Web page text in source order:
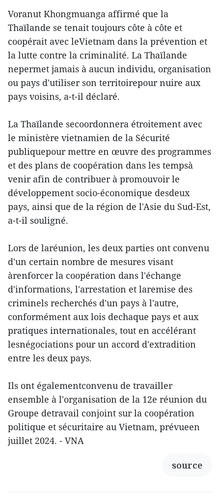
Voranut Khongmuanga affirmé que la
Thaïlande se tenait toujours côte à côte et
coopérait avec leVietnam dans la prévention et
la lutte contre la criminalité. La Thaïlande
nepermet jamais à aucun individu, organisation
ou pays d'utiliser son territoirepour nuire aux
pays voisins, a-t-il déclaré.
La Thaïlande secoordonnera étroitement avec
le ministère vietnamien de la Sécurité
publiquepour mettre en œuvre des programmes
et des plans de coopération dans les tempsà
venir afin de contribuer à promouvoir le
développement socio-économique desdeux
pays, ainsi que de la région de l'Asie du Sud-Est,
a-t-il souligné.
Lors de laréunion, les deux parties ont convenu
d'un certain nombre de mesures visant
àrenforcer la coopération dans l'échange
d'informations, l'arrestation et laremise des
criminels recherchés d'un pays à l'autre,
conformément aux lois dechaque pays et aux
pratiques internationales, tout en accélérant
lesnégociations pour un accord d'extradition
entre les deux pays.
Ils ont égalementconvenu de travailler
ensemble à l'organisation de la 12e réunion du
Groupe detravail conjoint sur la coopération
politique et sécuritaire au Vietnam, prévueen
juillet 2024. - VNA
source